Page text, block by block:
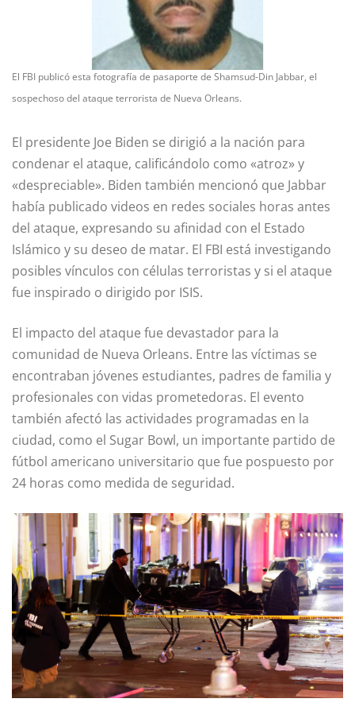
El FBI publicó esta fotografía de pasaporte de Shamsud-Din Jabbar, el
sospechoso del ataque terrorista de Nueva Orleans.
El presidente Joe Biden se dirigió a la nación para
condenar el ataque, calificándolo como «atroz» y
«despreciable». Biden también mencionó que Jabbar
había publicado videos en redes sociales horas antes
del ataque, expresando su afinidad con el Estado
Islámico y su deseo de matar. El FBI está investigando
posibles vínculos con células terroristas y si el ataque
fue inspirado o dirigido por ISIS.
El impacto del ataque fue devastador para la
comunidad de Nueva Orleans. Entre las víctimas se
encontraban jóvenes estudiantes, padres de familia y
profesionales con vidas prometedoras. El evento
también afectó las actividades programadas en la
ciudad, como el Sugar Bowl, un importante partido de
fútbol americano universitario que fue pospuesto por
24 horas como medida de seguridad.